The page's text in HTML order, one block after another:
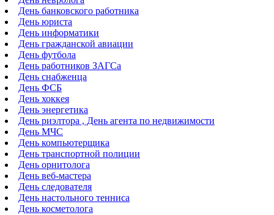
День банковского работника
День юриста
День информатики
День гражданской авиации
День футбола
День работников ЗАГСа
День снабженца
День ФСБ
День хоккея
День энергетика
День риэлтора , День агента по недвижимости
День МЧС
День компьютерщика
День транспортной полиции
День орнитолога
День веб-мастера
День следователя
День настольного тенниса
День косметолога